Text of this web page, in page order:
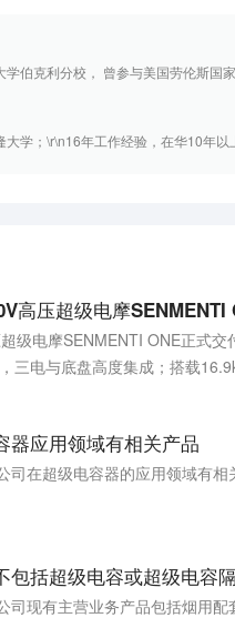
伯克利分校， 曾参与美国劳伦斯国
学；\r\n16年工作经验，在华10年
高压超级电摩SENMENTI
级电摩SENMENTI ONE正式
三电与底盘高度集成；搭载
时支持3kW外放电；配备博世
器应用领域有相关产品
司在超级电容器的应用领域有
包括超级电容或超级电容
司现有主营业务产品包括烟用